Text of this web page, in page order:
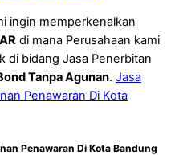
ingin memperkenalkan
di mana Perusahaan kami
di bidang Jasa Penerbitan
Tanpa Agunan. Jasa
Penawaran Di Kota
Penawaran Di Kota Bandung